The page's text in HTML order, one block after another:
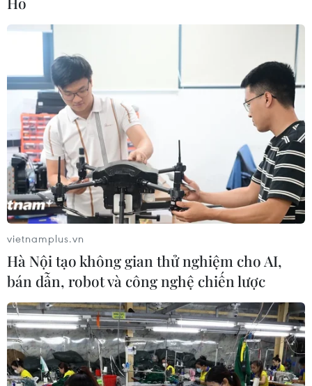
vietnamplus.vn
Hà Nội tạo không gian thử nghiệm cho AI,
bán dẫn, robot và công nghệ chiến lược